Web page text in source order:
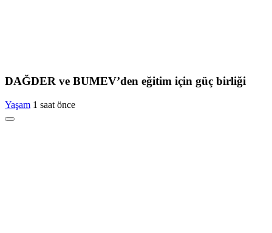
DAĞDER ve BUMEV’den eğitim için güç birliği
Yaşam 1 saat önce